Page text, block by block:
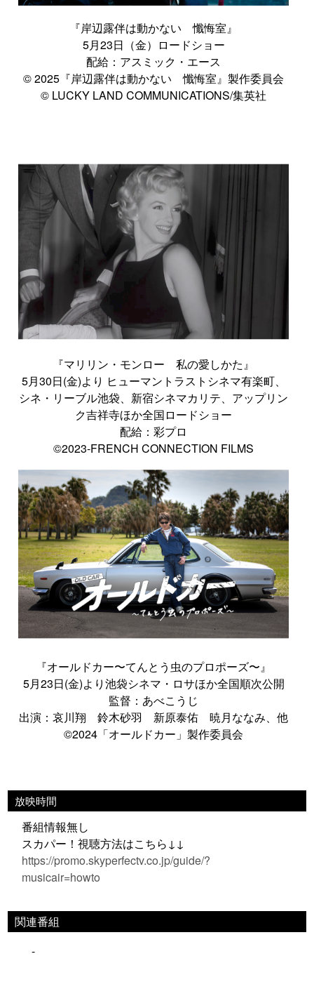
『岸辺露伴は動かない 懺悔室』
5月23日（金）ロードショー
配給：アスミック・エース
© 2025『岸辺露伴は動かない 懺悔室』製作委員会
© LUCKY LAND COMMUNICATIONS/集英社
『マリリン・モンロー 私の愛しかた』
5月30日(金)より ヒューマントラストシネマ有楽町、
シネ・リーブル池袋、新宿シネマカリテ、アップリン
ク吉祥寺ほか全国ロードショー
配給：彩プロ
©2023-FRENCH CONNECTION FILMS
『オールドカー〜てんとう虫のプロポーズ〜』
5月23日(金)より池袋シネマ・ロサほか全国順次公開
監督：あべこうじ
出演：哀川翔 鈴木砂羽 新原泰佑 暁月ななみ、他
©︎2024「オールドカー」製作委員会
放映時間
番組情報無し
スカパー！視聴方法はこちら↓↓
https://promo.skyperfectv.co.jp/guide/?
musicair=howto
関連番組
-